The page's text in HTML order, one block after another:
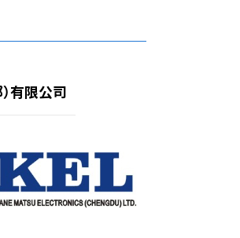
有限公司